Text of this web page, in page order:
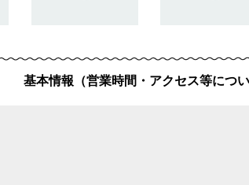
基本情報（営業時間・アクセス等につい